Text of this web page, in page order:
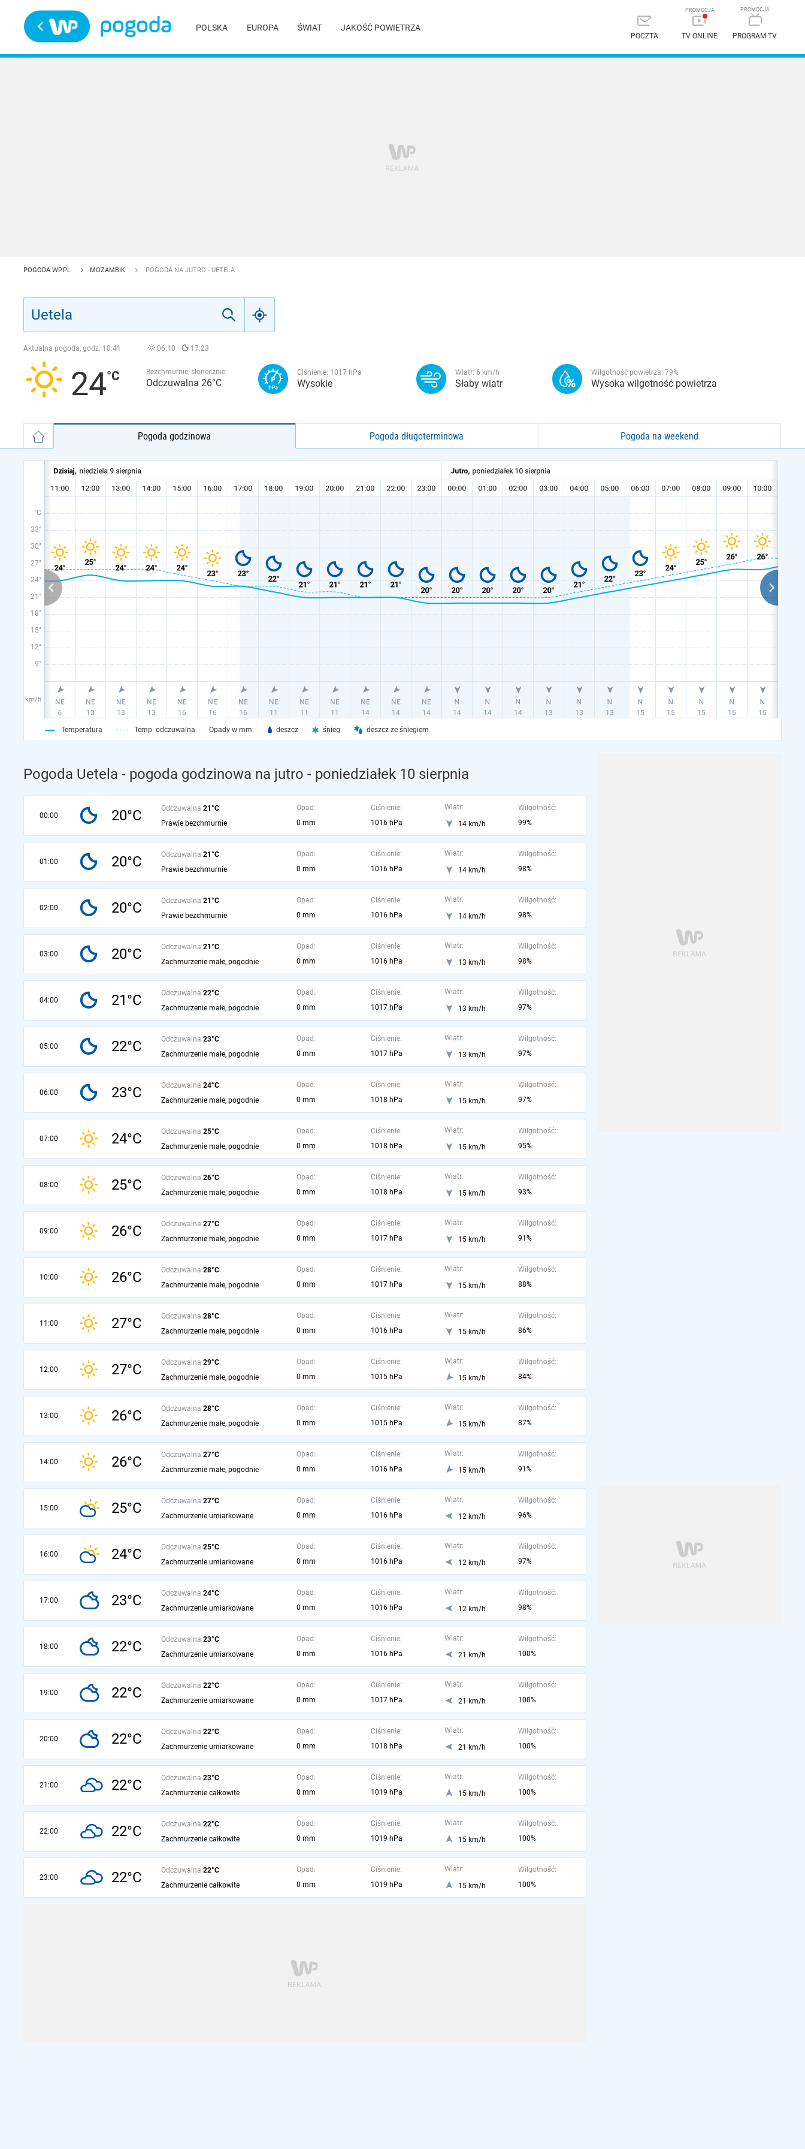
POLSKA EUROPA ŚWIAT JAKOŚĆ POWIETRZA
POCZTA TV ONLINE PROGRAM TV
POGODA WP.PL MOZAMBIK POGODA NA JUTRO - UETELA
Aktualna pogoda, godz. 10:41 06:10 17:23
24 Bezchmurnie, słonecznie
Odczuwalna 26°C
Ciśnienie: 1017 hPa
Wysokie
Wiatr: 6 km/h
Słaby wiatr
Wilgotność powietrza: 79%
Wysoka wilgotność powietrza
Pogoda godzinowa Pogoda długoterminowa Pogoda na weekend
°C
33°
30°
27°
24°
21°
18°
15°
12°
9°
km/h
Temperatura Temp. odczuwalna Opady w mm: deszcz śnieg deszcz ze śniegiem
Pogoda Uetela - pogoda godzinowa na jutro - poniedziałek 10 sierpnia
00:00 20°C Odczuwalna 21°C
Prawie bezchmurnie
Opad:
0 mm
Ciśnienie:
1016 hPa
Wiatr:
14 km/h
Wilgotność:
99%
01:00 20°C Odczuwalna 21°C
Prawie bezchmurnie
Opad:
0 mm
Ciśnienie:
1016 hPa
Wiatr:
14 km/h
Wilgotność:
98%
02:00 20°C Odczuwalna 21°C
Prawie bezchmurnie
Opad:
0 mm
Ciśnienie:
1016 hPa
Wiatr:
14 km/h
Wilgotność:
98%
03:00 20°C Odczuwalna 21°C
Zachmurzenie małe, pogodnie
Opad:
0 mm
Ciśnienie:
1016 hPa
Wiatr:
13 km/h
Wilgotność:
98%
04:00 21°C Odczuwalna 22°C
Zachmurzenie małe, pogodnie
Opad:
0 mm
Ciśnienie:
1017 hPa
Wiatr:
13 km/h
Wilgotność:
97%
05:00 22°C Odczuwalna 23°C
Zachmurzenie małe, pogodnie
Opad:
0 mm
Ciśnienie:
1017 hPa
Wiatr:
13 km/h
Wilgotność:
97%
06:00 23°C Odczuwalna 24°C
Zachmurzenie małe, pogodnie
Opad:
0 mm
Ciśnienie:
1018 hPa
Wiatr:
15 km/h
Wilgotność:
97%
07:00 24°C Odczuwalna 25°C
Zachmurzenie małe, pogodnie
Opad:
0 mm
Ciśnienie:
1018 hPa
Wiatr:
15 km/h
Wilgotność:
95%
08:00 25°C Odczuwalna 26°C
Zachmurzenie małe, pogodnie
Opad:
0 mm
Ciśnienie:
1018 hPa
Wiatr:
15 km/h
Wilgotność:
93%
09:00 26°C Odczuwalna 27°C
Zachmurzenie małe, pogodnie
Opad:
0 mm
Ciśnienie:
1017 hPa
Wiatr:
15 km/h
Wilgotność:
91%
10:00 26°C Odczuwalna 28°C
Zachmurzenie małe, pogodnie
Opad:
0 mm
Ciśnienie:
1017 hPa
Wiatr:
15 km/h
Wilgotność:
88%
11:00 27°C Odczuwalna 28°C
Zachmurzenie małe, pogodnie
Opad:
0 mm
Ciśnienie:
1016 hPa
Wiatr:
15 km/h
Wilgotność:
86%
12:00 27°C Odczuwalna 29°C
Zachmurzenie małe, pogodnie
Opad:
0 mm
Ciśnienie:
1015 hPa
Wiatr:
15 km/h
Wilgotność:
84%
13:00 26°C Odczuwalna 28°C
Zachmurzenie małe, pogodnie
Opad:
0 mm
Ciśnienie:
1015 hPa
Wiatr:
15 km/h
Wilgotność:
87%
14:00 26°C Odczuwalna 27°C
Zachmurzenie małe, pogodnie
Opad:
0 mm
Ciśnienie:
1016 hPa
Wiatr:
15 km/h
Wilgotność:
91%
15:00 25°C Odczuwalna 27°C
Zachmurzenie umiarkowane
Opad:
0 mm
Ciśnienie:
1016 hPa
Wiatr:
12 km/h
Wilgotność:
96%
16:00 24°C Odczuwalna 25°C
Zachmurzenie umiarkowane
Opad:
0 mm
Ciśnienie:
1016 hPa
Wiatr:
12 km/h
Wilgotność:
97%
17:00 23°C Odczuwalna 24°C
Zachmurzenie umiarkowane
Opad:
0 mm
Ciśnienie:
1016 hPa
Wiatr:
12 km/h
Wilgotność:
98%
18:00 22°C Odczuwalna 23°C
Zachmurzenie umiarkowane
Opad:
0 mm
Ciśnienie:
1016 hPa
Wiatr:
21 km/h
Wilgotność:
100%
19:00 22°C Odczuwalna 22°C
Zachmurzenie umiarkowane
Opad:
0 mm
Ciśnienie:
1017 hPa
Wiatr:
21 km/h
Wilgotność:
100%
20:00 22°C Odczuwalna 22°C
Zachmurzenie umiarkowane
Opad:
0 mm
Ciśnienie:
1018 hPa
Wiatr:
21 km/h
Wilgotność:
100%
21:00 22°C Odczuwalna 23°C
Zachmurzenie całkowite
Opad:
0 mm
Ciśnienie:
1019 hPa
Wiatr:
15 km/h
Wilgotność:
100%
22:00 22°C Odczuwalna 22°C
Zachmurzenie całkowite
Opad:
0 mm
Ciśnienie:
1019 hPa
Wiatr:
15 km/h
Wilgotność:
100%
23:00 22°C Odczuwalna 22°C
Zachmurzenie całkowite
Opad:
0 mm
Ciśnienie:
1019 hPa
Wiatr:
15 km/h
Wilgotność:
100%